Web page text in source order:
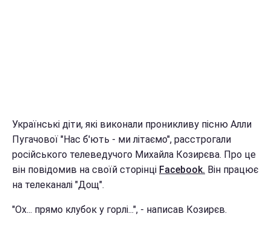
Українські діти, які виконали проникливу пісню Алли
Пугачової "Нас б'ють - ми літаємо", расстрогали
російського телеведучого Михайла Козирєва. Про це
він повідомив на своїй сторінці Facebook. Він працює
на телеканалі "Дощ".
"Ох... прямо клубок у горлі...", - написав Козирєв.